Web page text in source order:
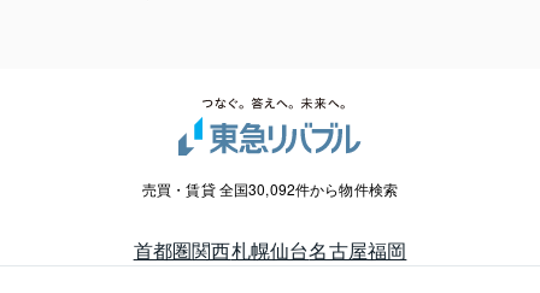
売買・賃貸 全国30,092件から物件検索
首都圏関西札幌仙台名古屋福岡